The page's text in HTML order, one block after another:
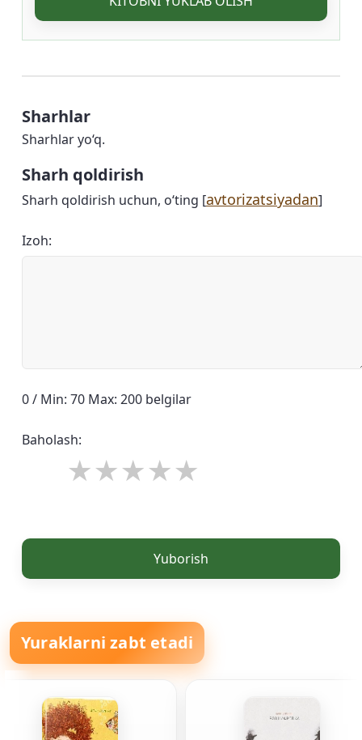
Sharhlar
Sharhlar yo‘q.
Sharh qoldirish
Sharh qoldirish uchun, o‘ting [avtorizatsiyadan]
Izoh:
0 / Min: 70 Max: 200 belgilar
Baholash:
Yuborish
Yuraklarni zabt etadi